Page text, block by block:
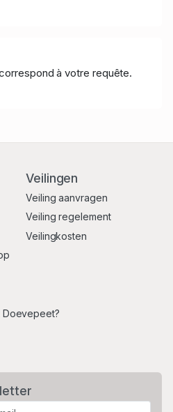
à votre requête.
Veilingen
Veiling aanvragen
Veiling regelement
Veilingkosten
Doevepeet?